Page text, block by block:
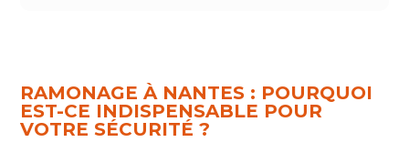
RAMONAGE À NANTES : POURQUOI
EST-CE INDISPENSABLE POUR
VOTRE SÉCURITÉ ?